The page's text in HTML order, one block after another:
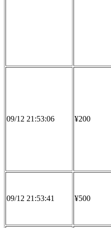
09/12 21:53:06 ¥200
09/12 21:53:41 ¥500